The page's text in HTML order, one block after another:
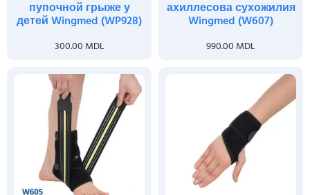
пупочной грыже у
детей Wingmed (WP928)
300.00 MDL
ахиллесова сухожилия
Wingmed (W607)
990.00 MDL